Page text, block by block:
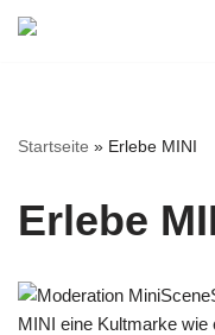
Startseite » Erlebe MINI
Erlebe
MINI eine Kultmarke wie